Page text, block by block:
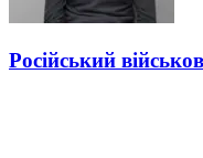
Російський